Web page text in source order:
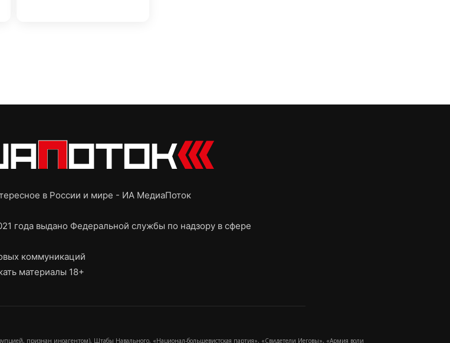
в России и мире - ИА МедиаПоток
года выдано Федеральной службы по надзору в сфере
коммуникаций
материалы 18+
признан иноагентом), Штабы Навального, «Национал-большевистская партия», «Свидетели Иеговы», «Армия воли